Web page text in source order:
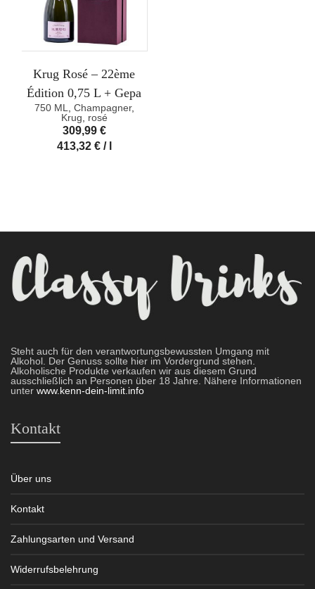
Krug Rosé – 22ème
Édition 0,75 L + Gepa
750 ML, Champagner,
Krug, rosé
309,99 €
413,32 €/
Steht auch für den verantwortungsbewussten Umgang mit
Alkohol. Der Genuss sollte hier im Vordergrund stehen.
Alkoholische Produkte verkaufen wir aus diesem Grund
ausschließlich an Personen über 18 Jahre. Nähere Informationen
unter www.kenn-dein-limit.info
Kontakt
Über uns
Kontakt
Zahlungsarten und Versand
Widerrufsbelehrung